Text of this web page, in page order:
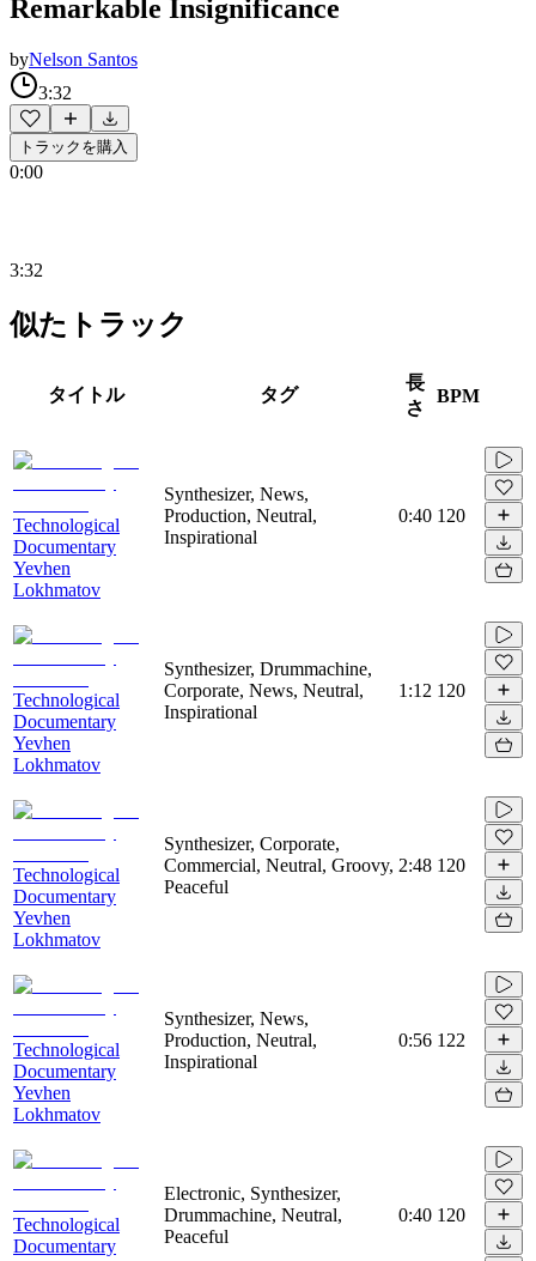
Remarkable Insignificance
byNelson Santos
3:32
トラックを購入
0:00
3:32
似たトラック
タイトル タグ
長
さ
BPM
Technological
Documentary
Yevhen
Lokhmatov
Synthesizer, News,
Production, Neutral,
Inspirational
0:40 120
Technological
Documentary
Yevhen
Lokhmatov
Synthesizer, Drummachine,
Corporate, News, Neutral,
Inspirational
1:12 120
Technological
Documentary
Yevhen
Lokhmatov
Synthesizer, Corporate,
Commercial, Neutral, Groovy,
Peaceful
2:48 120
Technological
Documentary
Yevhen
Lokhmatov
Synthesizer, News,
Production, Neutral,
Inspirational
0:56 122
Technological
Documentary
Electronic, Synthesizer,
Drummachine, Neutral,
Peaceful
0:40 120